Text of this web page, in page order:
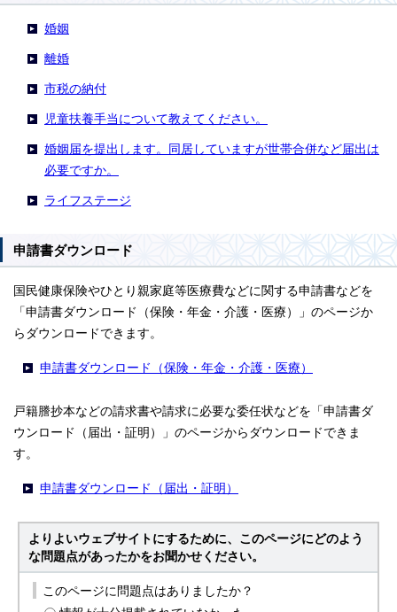
婚姻
離婚
市税の納付
児童扶養手当について教えてください。
婚姻届を提出します。同居していますが世帯合併など届出は
必要ですか。
ライフステージ
申請書ダウンロード
国民健康保険やひとり親家庭等医療費などに関する申請書などを
「申請書ダウンロード（保険・年金・介護・医療）」のページか
らダウンロードできます。
申請書ダウンロード（保険・年金・介護・医療）
戸籍謄抄本などの請求書や請求に必要な委任状などを「申請書ダ
ウンロード（届出・証明）」のページからダウンロードできま
す。
申請書ダウンロード（届出・証明）
よりよいウェブサイトにするために、このページにどのよう
な問題点があったかをお聞かせください。
このページに問題点はありましたか？